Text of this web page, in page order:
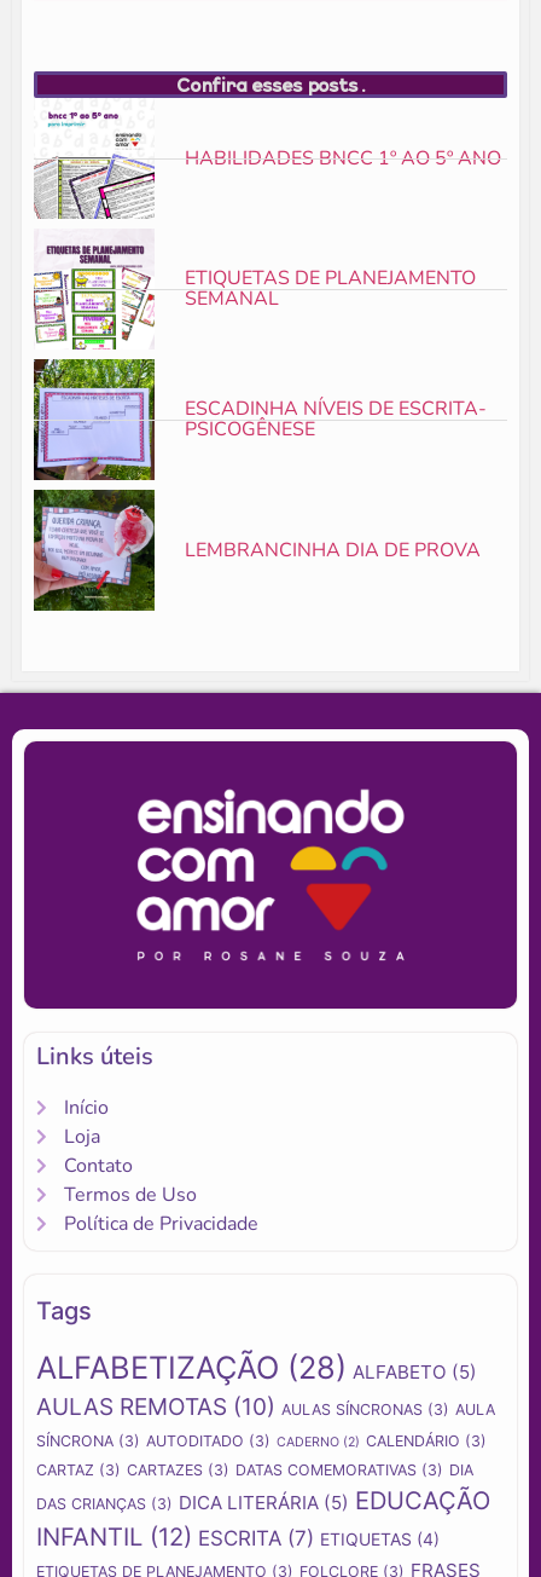
Confira esses posts.
HABILIDADES BNCC 1º AO 5º ANO
ETIQUETAS DE PLANEJAMENTO
SEMANAL
ESCADINHA NÍVEIS DE ESCRITA-
PSICOGÊNESE
LEMBRANCINHA DIA DE PROVA
Links úteis
Início
Loja
Contato
Termos de Uso
Política de Privacidade
Tags
ALFABETIZAÇÃO (28) ALFABETO (5)
AULAS REMOTAS (10) AULAS SÍNCRONAS (3) AULA
SÍNCRONA (3) AUTODITADO (3) CADERNO (2) CALENDÁRIO (3)
CARTAZ (3) CARTAZES (3) DATAS COMEMORATIVAS (3) DIA
DAS CRIANÇAS (3) DICA LITERÁRIA (5) EDUCAÇÃO
INFANTIL (12) ESCRITA (7) ETIQUETAS (4)
ETIQUETAS DE PLANEJAMENTO (3) FOLCLORE (3) FRASES